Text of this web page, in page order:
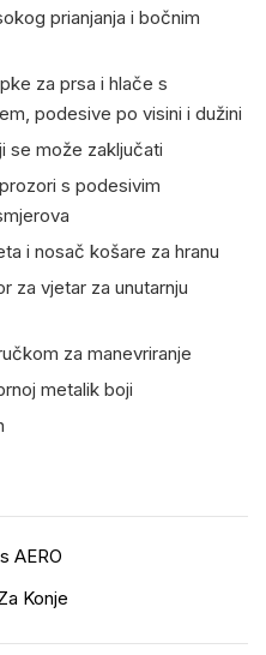
prianjanja i bočnim
za prsa i hlače s
podesive po visini i dužini
se može zaključati
s podesivim
i nosač košare za hranu
za vjetar za unutarnju
za manevriranje
metalik boji
AERO
Konje